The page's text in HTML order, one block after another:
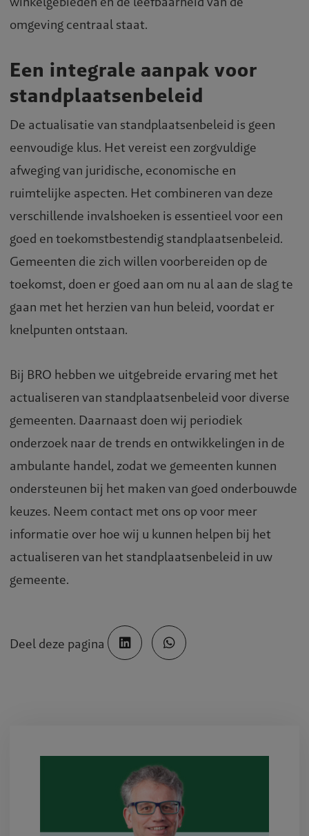
omgeving centraal staat.
Een integrale aanpak voor
standplaatsenbeleid
De actualisatie van standplaatsenbeleid is geen
eenvoudige klus. Het vereist een zorgvuldige
afweging van juridische, economische en
ruimtelijke aspecten. Het combineren van deze
verschillende invalshoeken is essentieel voor een
goed en toekomstbestendig standplaatsenbeleid.
Gemeenten die zich willen voorbereiden op de
toekomst, doen er goed aan om nu al aan de slag te
gaan met het herzien van hun beleid, voordat er
knelpunten ontstaan.
Bij BRO hebben we uitgebreide ervaring met het
actualiseren van standplaatsenbeleid voor diverse
gemeenten. Daarnaast doen wij periodiek
onderzoek naar de trends en ontwikkelingen in de
ambulante handel, zodat we gemeenten kunnen
ondersteunen bij het maken van goed onderbouwde
keuzes. Neem contact met ons op voor meer
informatie over hoe wij u kunnen helpen bij het
actualiseren van het standplaatsenbeleid in uw
gemeente.
Deel deze pagina